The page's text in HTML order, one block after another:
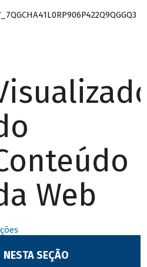
Web
NESTA SEÇÃO